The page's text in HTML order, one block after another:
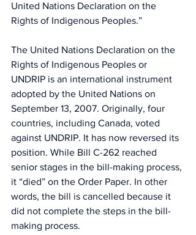
United Nations Declaration on the
Rights of Indigenous Peoples.”
The United Nations Declaration on the
Rights of Indigenous Peoples or
UNDRIP is an international instrument
adopted by the United Nations on
September 13, 2007. Originally, four
countries, including Canada, voted
against UNDRIP. It has now reversed its
position. While Bill C-262 reached
senior stages in the bill-making process,
it “died” on the Order Paper. In other
words, the bill is cancelled because it
did not complete the steps in the bill-
making process.